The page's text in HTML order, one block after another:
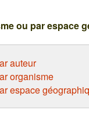
ou par espace
auteur
organisme
espace